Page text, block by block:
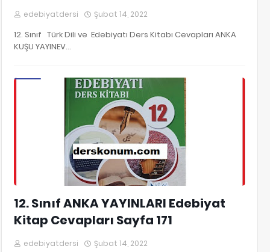
edebiyatdersi Şubat 14, 2022
12. Sınıf Türk Dili ve Edebiyatı Ders Kitabı Cevapları ANKA
KUŞU YAYINEV…
12. Sınıf ANKA YAYINLARI Edebiyat
Kitap Cevapları Sayfa 171
edebiyatdersi Şubat 14, 2022